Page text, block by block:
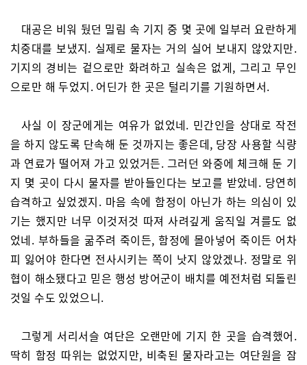
대공은 비워 뒀던 밀림 속 기지 중 몇 곳에 일부러 요란하게
치중대를 보냈지. 실제로 물자는 거의 실어 보내지 않았지만.
기지의 경비는 겉으로만 화려하고 실속은 없게, 그리고 무인
으로만 해 두었지. 어딘가 한 곳은 털리기를 기원하면서.
사실 이 장군에게는 여유가 없었네. 민간인을 상대로 작전
을 하지 않도록 단속해 둔 것까지는 좋은데, 당장 사용할 식량
과 연료가 떨어져 가고 있었거든. 그러던 와중에 체크해 둔 기
지 몇 곳이 다시 물자를 받아들인다는 보고를 받았네. 당연히
습격하고 싶었겠지. 마음 속에 함정이 아닌가 하는 의심이 있
기는 했지만 너무 이것저것 따져 사려깊게 움직일 겨를도 없
었네. 부하들을 굶주려 죽이든, 함정에 몰아넣어 죽이든 어차
피 잃어야 한다면 전사시키는 쪽이 낫지 않았겠나. 정말로 위
협이 해소됐다고 믿은 행성 방어군이 배치를 예전처럼 되돌린
것일 수도 있었으니.
그렇게 서리서슬 여단은 오랜만에 기지 한 곳을 습격했어.
딱히 함정 따위는 없었지만, 비축된 물자라고는 여단원을 잠